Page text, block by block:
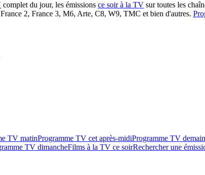
complet du jour, les émissions ce soir à la TV sur toutes les
2, France 3, M6, Arte, C8, W9, TMC et bien d'autres.
TV matinProgramme TV cet après-midiProgramme TV demain
TV dimancheFilms à la TV ce soirRechercher une